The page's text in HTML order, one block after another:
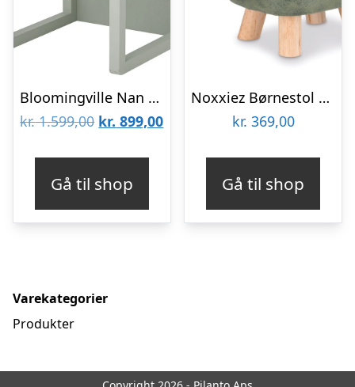
Bloomingville Nan multifunktionelt børnemøbel i egetræ
kr.1.599,00 Den
var:
kr. 1.599,00.
kr. 899,00Den
kr. 899,00.
Gå til shop
Noxxiez Børnestol – Krokodille
kr. 369,00
Gå til shop
Varekategorier
Produkter